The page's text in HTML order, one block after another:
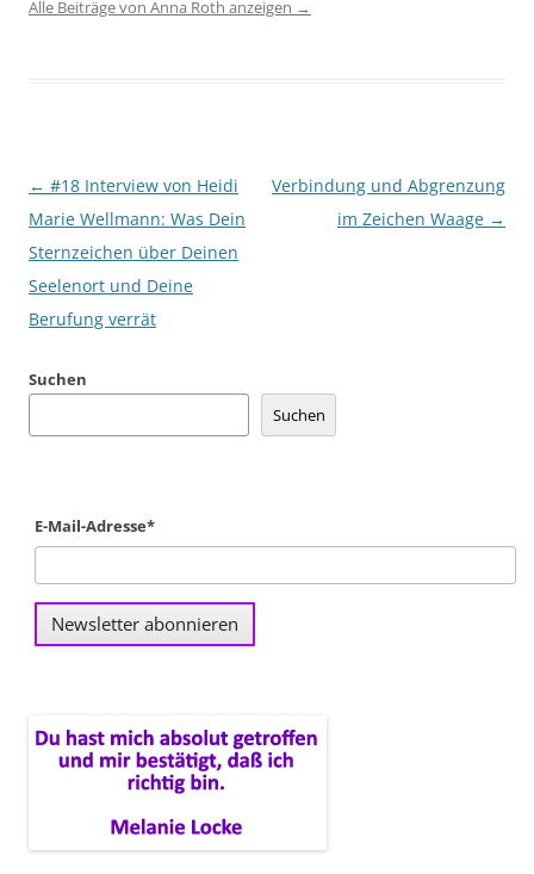
Alle Beiträge von Anna Roth anzeigen →
Beitragsnavigation
← #18 Interview von Heidi
Marie Wellmann: Was Dein
Sternzeichen über Deinen
Seelenort und Deine
Berufung verrät
Verbindung und Abgrenzung
im Zeichen Waage →
Suchen
Suchen
E-Mail-Adresse*